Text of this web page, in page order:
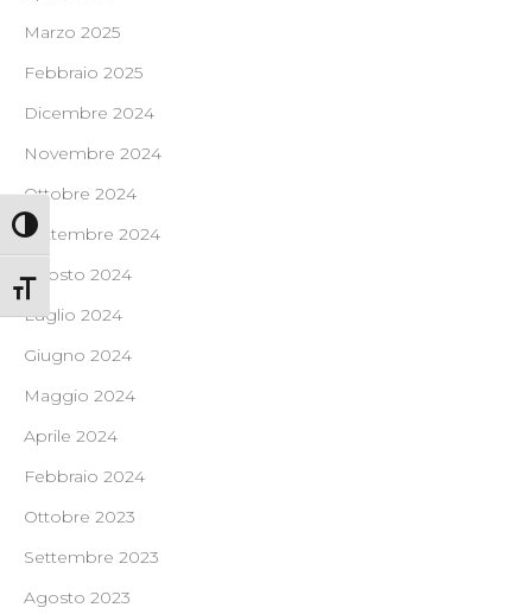
Attiva/disattiva alto contrasto
Attiva/disattiva dimensione testo
Marzo 2025
Febbraio 2025
Dicembre 2024
Novembre 2024
Ottobre 2024
Settembre 2024
Agosto 2024
Luglio 2024
Giugno 2024
Maggio 2024
Aprile 2024
Febbraio 2024
Ottobre 2023
Settembre 2023
Agosto 2023